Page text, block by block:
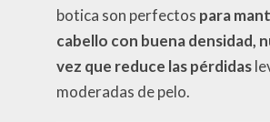
botica son perfectos para
cabello con buena densidad,
vez que reduce las pérdidas
moderadas de pelo.